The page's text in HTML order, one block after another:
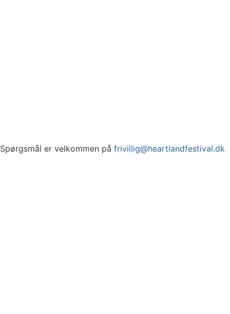
Spørgsmål er velkommen på frivillig@heartlandfestival.dk